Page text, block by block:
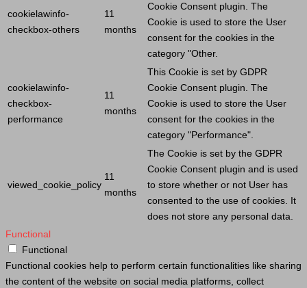
cookielawinfo-
checkbox-others
11
months
Cookie Consent plugin. The
Cookie is used to store the User
consent for the cookies in the
category "Other.
cookielawinfo-
checkbox-
performance
11
months
This Cookie is set by GDPR
Cookie Consent plugin. The
Cookie is used to store the User
consent for the cookies in the
category "Performance".
viewed_cookie_policy
11
months
The Cookie is set by the GDPR
Cookie Consent plugin and is used
to store whether or not User has
consented to the use of cookies. It
does not store any personal data.
Functional
Functional
Functional cookies help to perform certain functionalities like sharing
the content of the website on social media platforms, collect